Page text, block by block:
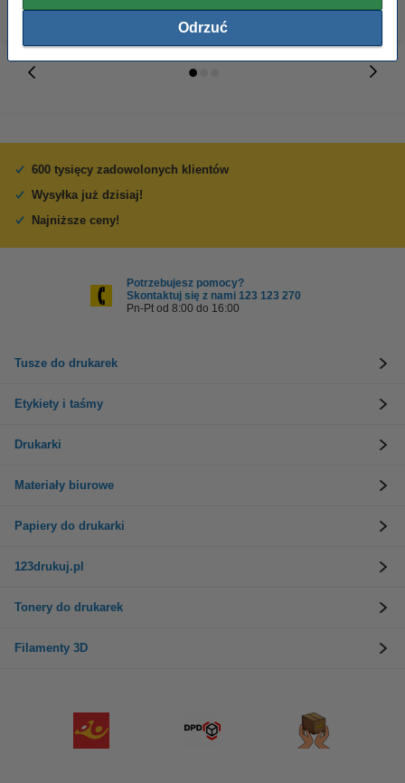
Odrzuć
600 tysięcy zadowolonych klientów
Wysyłka już dzisiaj!
Najniższe ceny!
Potrzebujesz pomocy?
Skontaktuj się z nami 123 123 270
Pn-Pt od 8:00 do 16:00
Tusze do drukarek
Etykiety i taśmy
Drukarki
Materiały biurowe
Papiery do drukarki
123drukuj.pl
Tonery do drukarek
Filamenty 3D